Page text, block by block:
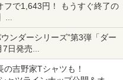
フで1,643円！ もうすぐ終了の
絶景版」が67%オフで990円
ンダーシリーズ”第3弾「ダー
7日発売
用した超大型チーズバーガー
吉野家Tシャツも！